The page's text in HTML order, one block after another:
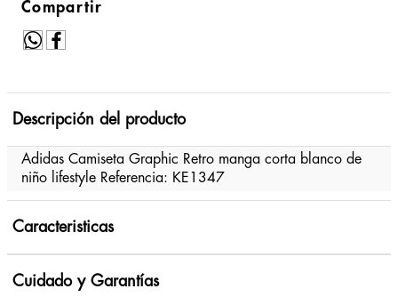
Descripción del producto
Adidas Camiseta Graphic Retro manga corta blanco de
niño lifestyle Referencia: KE1347
Caracteristicas
Cuidado y Garantías